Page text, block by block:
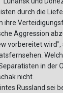
durch die
ihre
Aggression
vorbereitet
in der
nicht.
Russland sei